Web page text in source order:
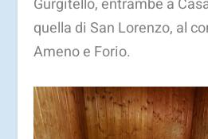
quella di San Lorenzo, al
Ameno e Forio.